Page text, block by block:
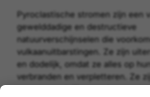
Pyroclastische stromen zijn een
gewelddadige en destructieve
natuurverschijnselen die
vulkaanuitbarstingen. Ze zijn
en dodelijk, omdat ze alles op
verbranden en verpletteren. Ze